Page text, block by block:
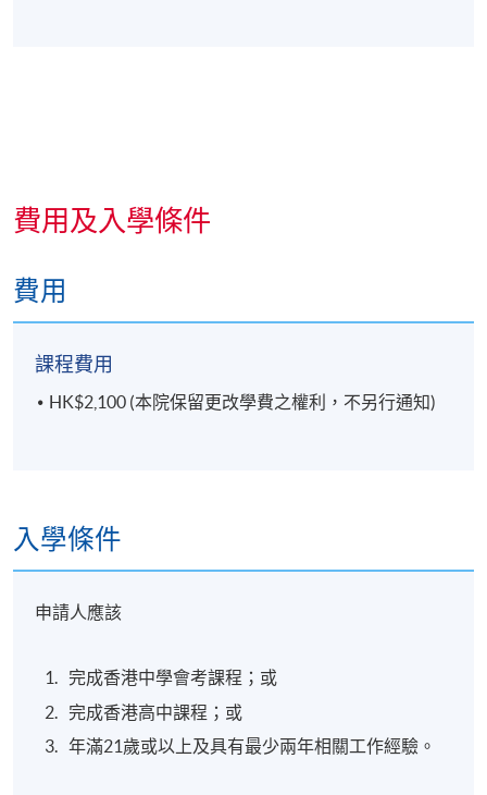
費用及入學條件
費用
課程費用
HK$2,100 (本院保留更改學費之權利，不另行通知)
入學條件
申請人應該
完成香港中學會考課程；或
完成香港高中課程；或
年滿21歲或以上及具有最少兩年相關工作經驗。